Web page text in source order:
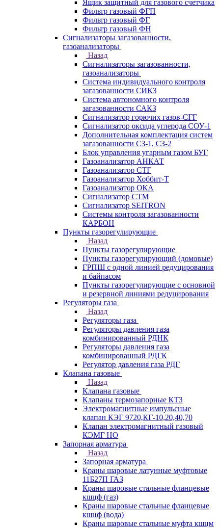
Ящик защитный для газового счетчика
Фильтр газовый ФГП
Фильтр газовый ФГ
Фильтр газовый ФН
Сигнализаторы загазованности,
газоанализаторы
Назад
Сигнализаторы загазованности,
газоанализаторы
Система индивидуального контроля
загазованности СИКЗ
Система автономного контроля
загазованности САКЗ
Сигнализатор горючих газов-СГГ
Сигнализатор оксида углерода СОУ-1
Дополнительная комплектация систем
загазованности СЗ-1, СЗ-2
Блок управления угарным газом БУГ
Газоанализатор АНКАТ
Газоанализатор СТГ
Газоанализатор Хоббит-Т
Газоанализатор ОКА
Сигнализатор СТМ
Сигнализатор SEITRON
Системы контроля загазованности
КАРБОН
Пункты газорегулирующие
Назад
Пункты газорегулирующие
Пункты газорегулирующий (домовые)
ГРПШ с одной линией редуцирования
и байпасом
Пункты газорегулирующие с основной
и резервной линиями редуцирования
Регуляторы газа
Назад
Регуляторы газа
Регуляторы давления газа
комбинированный РДНК
Регуляторы давления газа
комбинированный РДГК
Регулятор давления газа РДГ
Клапана газовые
Назад
Клапана газовые
Клапаны термозапорные КТЗ
Электромагнитные импульсные
клапан КЭГ 9720,КГ-10,20,40,70
Клапан электромагнитный газовый
КЭМГ НО
Запорная арматура
Назад
Запорная арматура
Краны шаровые латунные муфтовые
11Б27П ГАЗ
Краны шаровые стальные фланцевые
кшцф (газ)
Краны шаровые стальные фланцевые
кшцф (вода)
Краны шаровые стальные муфта кшцм